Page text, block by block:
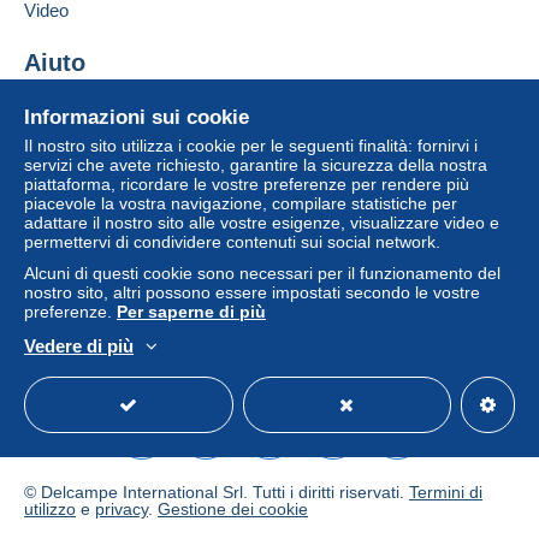
Lettera raccomandata (formato normale/piccolo)
9,00 €
Condizioni di pagamento:
Tutti i pagamenti vengono effettuati tramitecarta di
credito/debitoo bonifico sul saldo. Non si effettuano
pagamenti con assegno o bonifico bancario diretto al
venditore.
L'acquirente utilizza i metodi di pagamento disponibili su
Un pagamento non effettuato tramite carta di
credito/debitoo bonifico sul saldo sarà rimborsato dal
venditore all'acquirente. Un acquisto non pagato può
Se le Condizioni di vendita del venditore includono
Informazioni sui cookie
Il nostro sito utilizza i cookie per le seguenti finalità: fornirvi i
servizi che avete richiesto, garantire la sicurezza della nostra
piattaforma, ricordare le vostre preferenze per rendere più
piacevole la vostra navigazione, compilare statistiche per
adattare il nostro sito alle vostre esigenze, visualizzare video e
permettervi di condividere contenuti sui social network.
Alcuni di questi cookie sono necessari per il funzionamento del
nostro sito, altri possono essere impostati secondo le vostre
preferenze. Per saperne di più
Vedere di più
Video
Aiuto
Acquistare su Delcampe
Vendere su Delcampe
Un sito sicuro
© Delcampe International Srl. Tutti i diritti riservati. Termini di
utilizzo e privacy. Gestione dei cookie